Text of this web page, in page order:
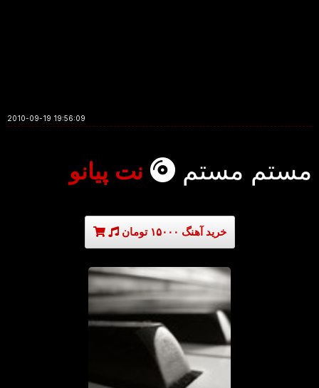
2010-09-19 19:56:09
مستم مستم نت پیانو
خرید آهنگ ۱۵۰۰۰ تومان